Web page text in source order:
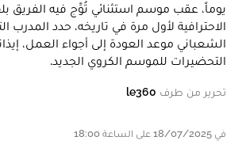
يوماً، عقب موسم استثنائي تُوِّج فيه الفريق
الاحترافية لأول مرة في تاريخه، حدد المدرب
الشعباني موعد العودة إلى أجواء العمل،
التحضيرات للموسم الكروي الجديد.
تحرير من طرف le360
في 18/07/2025 على الساعة 18:00